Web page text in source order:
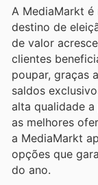
A MediaMarkt
destino de
de valor
clientes
poupar, graças
saldos
alta qualidade a
as melhores
a MediaMarkt
opções que
do ano.